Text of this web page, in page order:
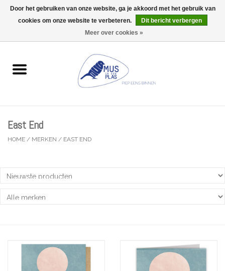
0 Artikelen - €0,00
Wenskaarten
Pasen
East End
HOME / MERKEN / EAST END
Door het gebruiken van onze website, ga je akkoord met het gebruik van
cookies om onze website te verbeteren.
Dit bericht verbergen
Meer over cookies »
Wij zijn uitzonderlijk gesloten op Do 13/08